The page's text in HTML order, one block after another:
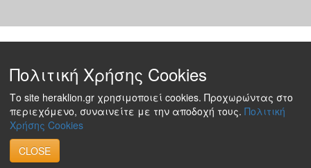
Πολιτική Χρήσης Cookies
Το site heraklion.gr χρησιμοποιεί cookies. Προχωρώντας στο
περιεχόμενο, συναινείτε με την αποδοχή τους. Πολιτική
Χρήσης Cookies
CLOSE